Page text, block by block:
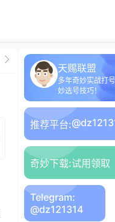
天赐联盟
多年奇妙实战打
妙选号技巧！
推荐平台:
奇妙下载:试用领取
Telegram:
@dz121314